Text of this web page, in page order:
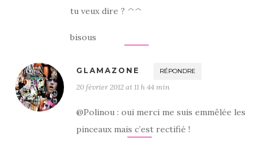
tu veux dire ? ^^
bisous
GLAMAZONE RÉPONDRE
20 février 2012 at 11 h 44 min
@Polinou : oui merci me suis emmêlée les
pinceaux mais c’est rectifié !